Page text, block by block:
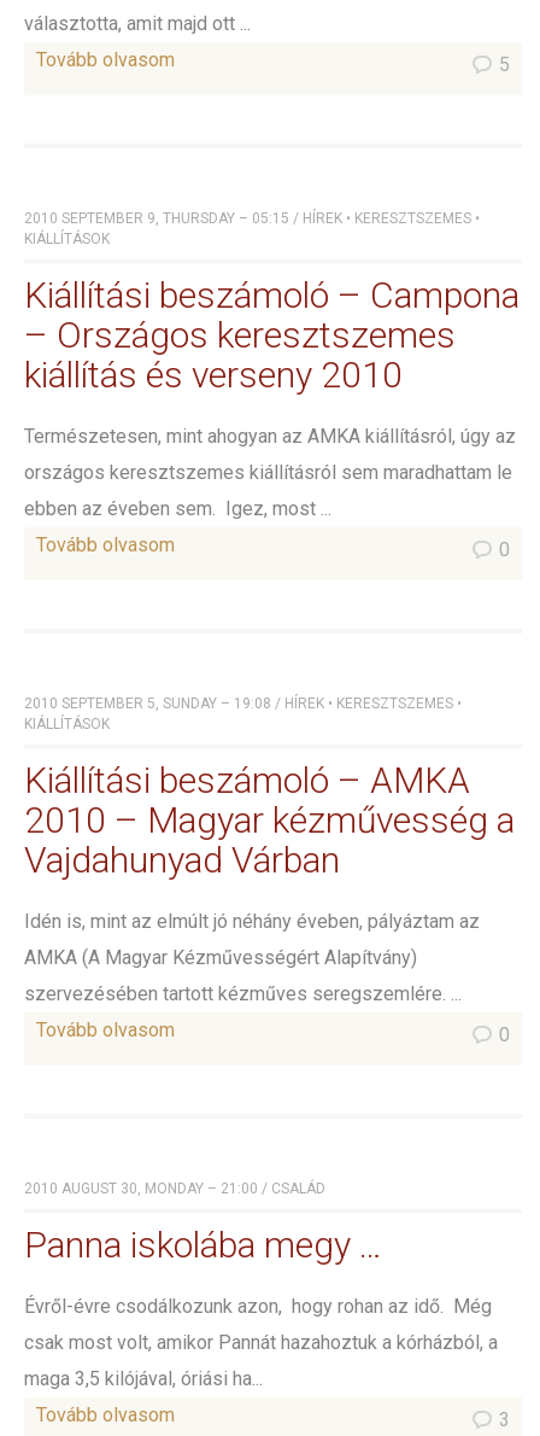
választotta, amit majd ott ...
Tovább olvasom
5
2010 SEPTEMBER 9, THURSDAY – 05:15 / HÍREK • KERESZTSZEMES •
KIÁLLÍTÁSOK
Kiállítási beszámoló – Campona
– Országos keresztszemes
kiállítás és verseny 2010
Természetesen, mint ahogyan az AMKA kiállításról, úgy az
országos keresztszemes kiállításról sem maradhattam le
ebben az éveben sem. Igez, most ...
Tovább olvasom
0
2010 SEPTEMBER 5, SUNDAY – 19:08 / HÍREK • KERESZTSZEMES •
KIÁLLÍTÁSOK
Kiállítási beszámoló – AMKA
2010 – Magyar kézművesség a
Vajdahunyad Várban
Idén is, mint az elmúlt jó néhány éveben, pályáztam az
AMKA (A Magyar Kézművességért Alapítvány)
szervezésében tartott kézműves seregszemlére. ...
Tovább olvasom
0
2010 AUGUST 30, MONDAY – 21:00 / CSALÁD
Panna iskolába megy …
Évről-évre csodálkozunk azon, hogy rohan az idő. Még
csak most volt, amikor Pannát hazahoztuk a kórházból, a
maga 3,5 kilójával, óriási ha...
Tovább olvasom
3